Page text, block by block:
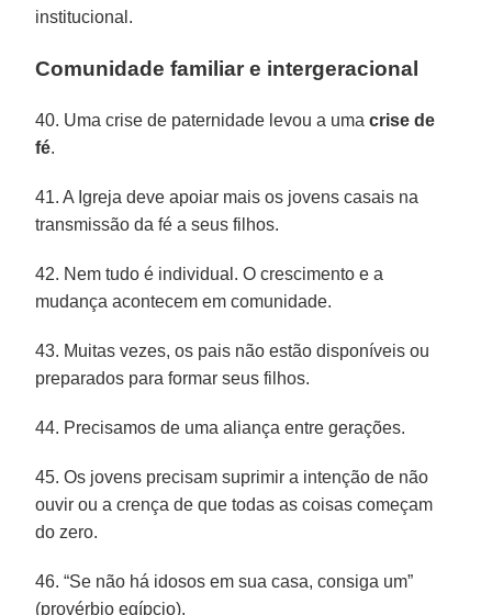
institucional.
Comunidade familiar e intergeracional
40. Uma crise de paternidade levou a umacrise de
fé.
41. A Igreja deve apoiar mais os jovens casais na
transmissão da fé a seus filhos.
42. Nem tudo é individual. O crescimento e a
mudança acontecem em comunidade.
43. Muitas vezes, os pais não estão disponíveis ou
preparados para formar seus filhos.
44. Precisamos de uma aliança entre gerações.
45. Os jovens precisam suprimir a intenção de não
ouvir ou a crença de que todas as coisas começam
do zero.
46. “Se não há idosos em sua casa, consiga um”
(provérbio egípcio).